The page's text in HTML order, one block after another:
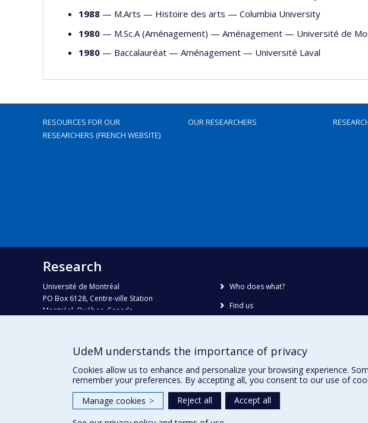
1988 — M.Arts — Histoire des arts — Columbia University
1980 — M.Sc.A (Aménagement) — Aménagement — Université de
1980 — Baccalauréat — Aménagement — Université Laval
RESOURCES FOR OUR
RESEARCHERS (FRENCH WEBSITE)
OUR RESEARCHERS
Research
Université de Montréal
PO Box 6128, Centre-ville Station
Montréal, Québec, Canada
Phone : 514 343-6111, #38492
recherche@umontreal.ca
Who does what?
Find us
UdeM understands the importance of privacy
Cookies allow us to enhance and personalize your browsing experience.
remember your preferences. By accepting all, you consent to our use of
Manage cookies > Reject all
Accept all